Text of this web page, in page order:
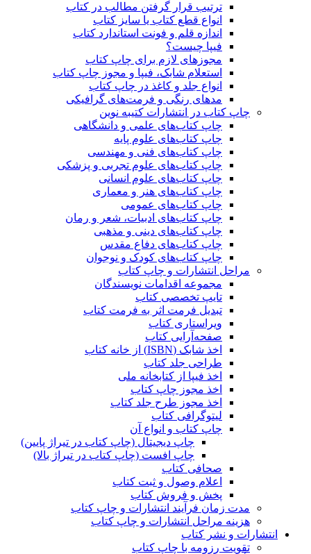
ترتیب قرار گرفتن مطالب در کتاب
انواع قطع کتاب یا سایز کتاب
اندازه قلم و فونت استاندارد کتاب
فیپا چیست؟
مجوزهای لازم برای چاپ کتاب
استعلام شابک، فیپا و مجوز چاپ کتاب
انواع جلد و کاغذ در چاپ کتاب
مدهای رنگی و فرمت‌های گرافیکی
چاپ کتاب در انتشارات کتیبه نوین
چاپ کتاب‌های علمی و دانشگاهی
چاپ کتاب‌های علوم پایه
چاپ کتاب‌های فنی و مهندسی
چاپ کتاب‌های علوم تجربی و پزشکی
چاپ کتاب‌های علوم انسانی
چاپ کتاب‌های هنر و معماری
چاپ کتاب‌های عمومی
چاپ کتاب‌های ادبیات، شعر و رمان
چاپ کتاب‌های دینی و مذهبی
چاپ کتاب‌های دفاع مقدس
چاپ کتاب‌های کودک و نوجوان
مراحل انتشارات و چاپ کتاب
مجموعه اقدامات نویسندگان
تایپ تخصصی کتاب
تبدیل فرمت اثر به فرمت کتاب
ویراستاری کتاب
صفحه‌آرایی کتاب
اخذ شابک (ISBN) از خانه کتاب
طراحی جلد کتاب
اخذ فیپا از کتابخانه ملی
اخذ مجوز چاپ کتاب
اخذ مجوز طرح جلد کتاب
لیتوگرافی کتاب
چاپ کتاب و انواع آن
چاپ دیجیتال (چاپ کتاب در تیراژ پایین)
چاپ افست (چاپ کتاب در تیراژ بالا)
صحافی کتاب
اعلام وصول و ثبت کتاب
پخش و فروش کتاب
مدت زمان فرآیند انتشارات و چاپ کتاب
هزینه مراحل انتشارات و چاپ کتاب
انتشارات و نشر کتاب
تقویت رزومه با چاپ کتاب